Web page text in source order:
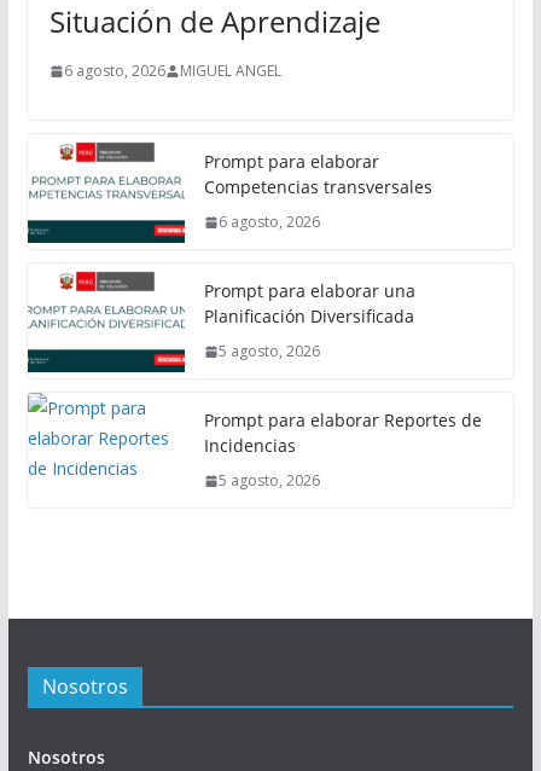
Situación de Aprendizaje
6 agosto, 2026 MIGUEL ANGEL
Prompt para elaborar
Competencias transversales
6 agosto, 2026
Prompt para elaborar una
Planificación Diversificada
5 agosto, 2026
Prompt para elaborar Reportes de
Incidencias
5 agosto, 2026
Nosotros
Nosotros